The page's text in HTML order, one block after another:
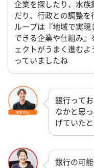
企業を探したり、水族
だり、行政との調整
ループは『地域で実
できる企業や仕組み』
ェクトがうまく進む
っていましたね
銀行って
なかと思
げていた
銀行の可